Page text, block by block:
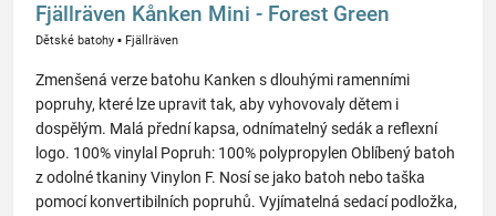
Fjällräven Kånken Mini - Forest Green
Dětské batohy ▪ Fjällräven
Zmenšená verze batohu Kanken s dlouhými ramenními
popruhy, které lze upravit tak, aby vyhovovaly dětem i
dospělým. Malá přední kapsa, odnímatelný sedák a reflexní
logo. 100% vinylal Popruh: 100% polypropylen Oblíbený batoh
z odolné tkaniny Vinylon F. Nosí se jako batoh nebo taška
pomocí konvertibilních popruhů. Vyjímatelná sedací podložka,